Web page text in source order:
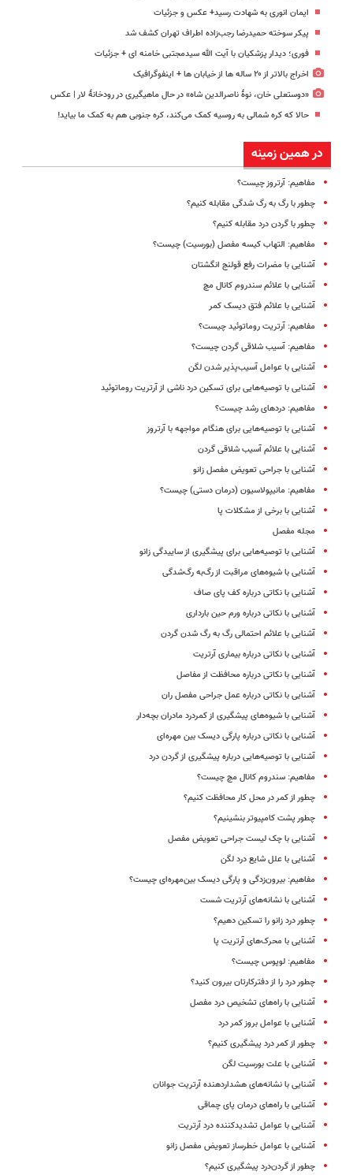
ایمان انوری به شهادت رسید+ عکس و جزئیات
پیکر سوخته حمیدرضا رجب‌زاده اطراف تهران کشف شد
فوری؛ دیدار پزشکیان با آیت الله سیدمجتبی خامنه ای + جزئیات
اخراج بالاتر از ۲۰ ساله ها از خیابان ها + اینفوگرافیک
«دوستعلی خان، نوۀ ناصرالدین شاه» در حال ماهیگیری در رودخانۀ لار | عکس
حالا که کره شمالی به روسیه کمک می‌کند، کره جنوبی هم به کمک ما بیاید!
در همین زمینه
مفاهیم: آرتروز چیست؟
چطور با رگ به رگ شدگی مقابله کنیم؟
چطور با گردن درد مقابله کنیم؟
مفاهیم: التهاب کیسه مفصل (بورسیت) چیست؟
آشنایی با مضرات رفع قولنج انگشتان
آشنایی با علائم سندروم کانال مچ
آشنایی با علائم فتق دیسک کمر
مفاهیم: آرتریت روماتوئید چیست؟
مفاهیم: آسیب شلاقی گردن چیست؟
آشنایی با عوامل آسیب‌پذیر شدن لگن
آشنایی با توصیه‌هایی برای تسکین درد ناشی از آرتریت روماتوئید
مفاهیم: دردهای رشد چیست؟
آشنایی با توصیه‌هایی برای هنگام مواجهه با آرتروز
آشنایی با علائم آسیب شلاقی گردن
آشنایی با جراحی تعویض مفصل زانو
مفاهیم: مانیپولاسیون (درمان دستی)‌ چیست؟
آشنایی با برخی از مشکلات پا
مجله مفصل
آشنایی با توصیه‌هایی برای پیشگیری از ساییدگی زانو
آشنایی با شیوه‌های مراقبت از رگ‌به رگ‌شدگی
آشنایی با نکاتی درباره کف پای صاف
آشنایی با نکاتی درباره ورم حین بارداری
آشنایی با علائم احتمالی رگ‌ به رگ شدن گردن
آشنایی با نکاتی درباره بیماری آرتریت
آشنایی با نکاتی درباره محافظت از مفاصل
آشنایی با نکاتی درباره عمل جراحی مفصل ران
آشنایی با شیوه‌های پیشگیری از کمردرد مادران بچه‌دار
آشنایی با نکاتی درباره پارگی دیسک بین مهره‌ای
آشنایی با توصیه‌هایی درباره پیشگیری از گردن ‌درد
مفاهیم: سندروم کانال مچ چیست؟
چطور از کمر در محل کار محافظت کنیم؟
چطور پشت کامپیوتر بنشینیم؟
آشنایی با چک‌ لیست جراحی تعویض مفصل
آشنایی با علل شایع درد لگن
مفاهیم: بیرون‌زدگی و پارگی دیسک بین‌مهره‌ای چیست؟
آشنایی با نشانه‌های آرتریت شست
چطور درد زانو را تسکین دهیم؟
آشنایی با محرک‌های آرتریت پا
مفاهیم: لوپوس چیست؟
چطور درد را از دفترکارتان بیرون کنید؟
آشنایی با راه‌های تشخیص درد مفصل
آشنایی با عوامل بروز کمر درد
چطور از کمر درد پیشگیری کنیم؟
آشنایی با علت بورسیت لگن
آشنایی با نشانه‌های هشداردهنده آرتریت جوانان
آشنایی با راه‌های درمان پای چماقی
آشنایی با عوامل تشدیدکننده درد آرتریت
آشنایی با عوامل خطرساز تعویض مفصل زانو
چطور از گردن‌درد پیشگیری کنیم؟